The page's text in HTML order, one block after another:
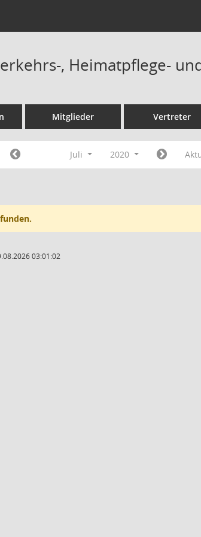
, Heimatpflege-
Mitglieder Vertreter
Juli 2020
03:01:02